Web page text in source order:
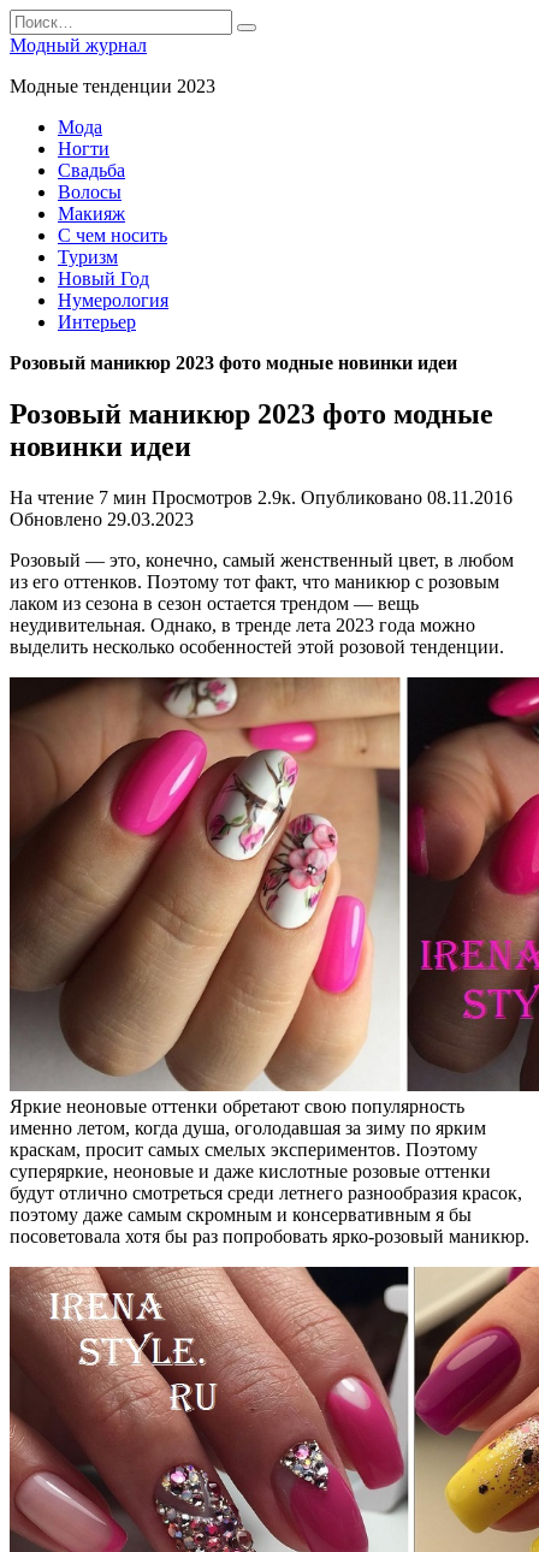
Перейти
к
содержанию
Search
for:
Модный журнал
Модные тенденции 2023
Мода
Ногти
Свадьба
Волосы
Макияж
С чем носить
Туризм
Новый Год
Нумерология
Интерьер
Розовый маникюр 2023 фото модные новинки идеи
Розовый маникюр 2023 фото модные
новинки идеи
На чтение 7 мин Просмотров 2.9к. Опубликовано 08.11.2016
Обновлено 29.03.2023
Розовый — это, конечно, самый женственный цвет, в любом
из его оттенков. Поэтому тот факт, что маникюр с розовым
лаком из сезона в сезон остается трендом — вещь
неудивительная. Однако, в тренде лета 2023 года можно
выделить несколько особенностей этой розовой тенденции.
Яркие неоновые оттенки обретают свою популярность
именно летом, когда душа, оголодавшая за зиму по ярким
краскам, просит самых смелых экспериментов. Поэтому
суперяркие, неоновые и даже кислотные розовые оттенки
будут отлично смотреться среди летнего разнообразия красок,
поэтому даже самым скромным и консервативным я бы
посоветовала хотя бы раз попробовать ярко-розовый маникюр.